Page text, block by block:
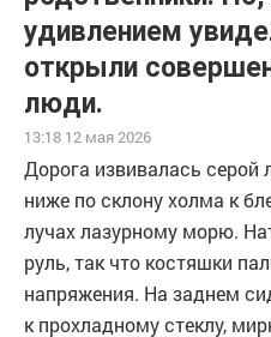
удивлением
открыли
люди.
13:18 12 мая 2026
Дорога извивалась серой
ниже по склону холма к
лучах лазурному морю.
руль, так что костяшки
напряжения. На заднем
к прохладному стеклу,